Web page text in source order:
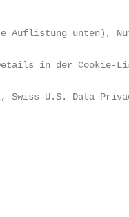
Auflistung unten),
in der Cookie-
Swiss-U.S. Data